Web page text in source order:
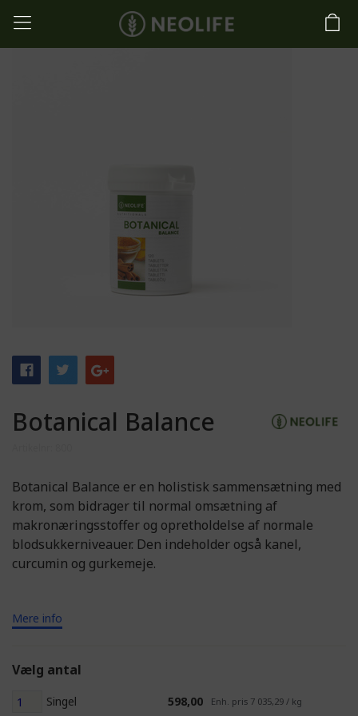
Botanical Balance
Botanical Balance er en holistisk sammensætning med
krom, som bidrager til normal omsætning af
makronæringsstoffer og opretholdelse af normale
blodsukkerniveauer. Den indeholder også kanel,
curcumin og gurkemeje.
Mere info
Vælg antal
Singel 598,00 Enh. pris 7 035,29 / kg